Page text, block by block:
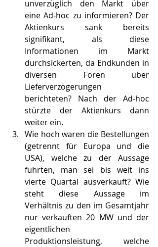
unverzüglich den Markt über
eine Ad-hoc zu informieren? Der
Aktienkurs sank bereits
signifikant, als diese
Informationen im Markt
durchsickerten, da Endkunden in
diversen Foren über
Lieferverzögerungen
berichteten? Nach der Ad-hoc
stürzte der Aktienkurs dann
weiter ein.
Wie hoch waren die Bestellungen
(getrennt für Europa und die
USA), welche zu der Aussage
führten, man sei bis weit ins
vierte Quartal ausverkauft? Wie
steht diese Aussage im
Verhältnis zu den im Gesamtjahr
nur verkauften 20 MW und der
eigentlichen
Produktionsleistung, welche